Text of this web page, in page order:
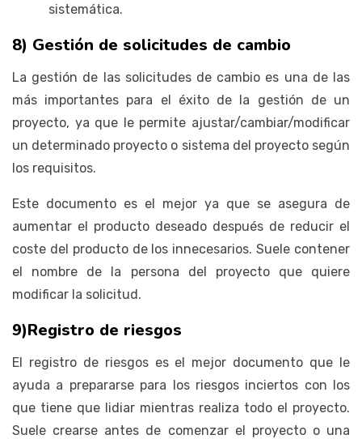
sistemática.
8) Gestión de solicitudes de cambio
La gestión de las solicitudes de cambio es una de las
más importantes para el éxito de la gestión de un
proyecto, ya que le permite ajustar/cambiar/modificar
un determinado proyecto o sistema del proyecto según
los requisitos.
Este documento es el mejor ya que se asegura de
aumentar el producto deseado después de reducir el
coste del producto de los innecesarios. Suele contener
el nombre de la persona del proyecto que quiere
modificar la solicitud.
9)Registro de riesgos
El registro de riesgos es el mejor documento que le
ayuda a prepararse para los riesgos inciertos con los
que tiene que lidiar mientras realiza todo el proyecto.
Suele crearse antes de comenzar el proyecto o una